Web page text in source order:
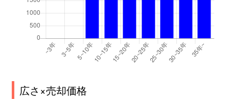
広さ×売却価格